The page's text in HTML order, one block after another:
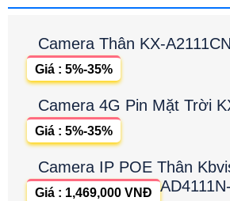
Camera Thân KX-
Giá : 5%-35%
Camera 4G Pin Mặt Trời
Giá : 5%-35%
Camera IP POE Thân
Giá : 1,469,000 VNĐ